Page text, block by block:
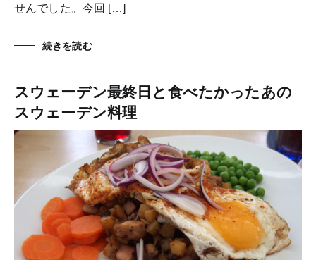
せんでした。今回 […]
続きを読む
スウェーデン最終日と食べたかったあの
スウェーデン料理